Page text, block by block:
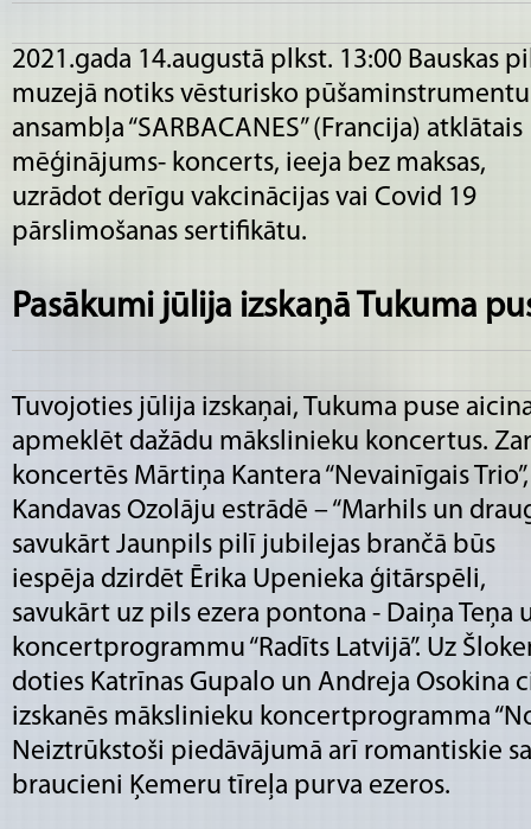
2021.gada 14.augustā plkst. 13:00 Bauskas
muzejā notiks vēsturisko pūšaminstrumentu
ansambļa “SARBACANES” (Francija) atklātais
mēģinājums- koncerts, ieeja bez maksas,
uzrādot derīgu vakcinācijas vai Covid 19
pārslimošanas sertifikātu.
Pasākumi jūlija izskaņā Tukuma
Tuvojoties jūlija izskaņai, Tukuma puse
apmeklēt dažādu mākslinieku koncertus.
koncertēs Mārtiņa Kantera “Nevainīgais Trio”,
Kandavas Ozolāju estrādē – “Marhils un
savukārt Jaunpils pilī jubilejas brančā būs
iespēja dzirdēt Ērika Upenieka ģitārspēli,
savukārt uz pils ezera pontona - Daiņa Teņa
koncertprogrammu “Radīts Latvijā”. Uz
doties Katrīnas Gupalo un Andreja Osokina
izskanēs mākslinieku koncertprogramma
Neiztrūkstoši piedāvājumā arī romantiskie
braucieni Ķemeru tīreļa purva ezeros.